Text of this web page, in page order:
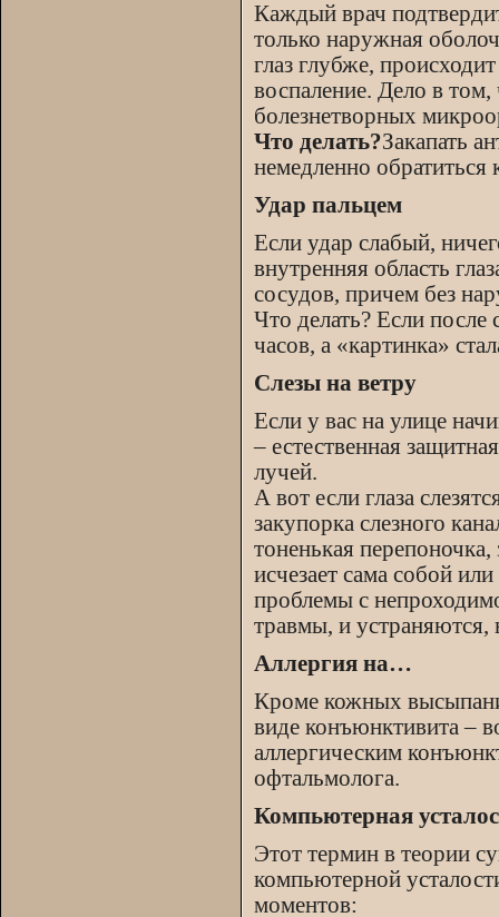
Каждый врач
только наружная
глаз глубже,
воспаление. Дело в том,
болезнетворных
Что делать?Закапать
немедленно обратиться
Удар пальцем
Если удар слабый,
внутренняя область
сосудов, причем без
Что делать? Если после
часов, а «картинка»
Слезы на ветру
Если у вас на улице
– естественная
лучей.
А вот если глаза
закупорка слезного
тоненькая
исчезает сама собой
проблемы с
травмы, и устраняются,
Аллергия на…
Кроме кожных
виде конъюнктивита –
аллергическим
офтальмолога.
Компьютерная
Этот термин в теории
компьютерной
моментов: